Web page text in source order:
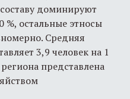
доминируют
%, остальные этносы
Средняя
3,9 человек на 1
представлена